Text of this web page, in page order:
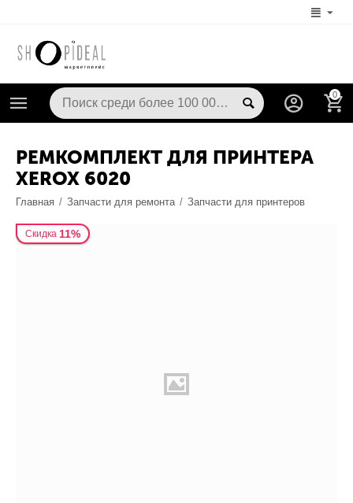
0
РЕМКОМПЛЕКТ ДЛЯ ПРИНТЕРА
XEROX 6020
Главная / Запчасти для ремонта / Запчасти для принтеров
Скидка 11%